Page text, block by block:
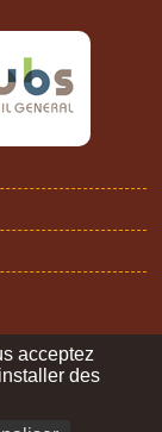
acceptez
des